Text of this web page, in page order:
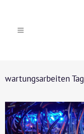
wartungsarbeiten Tag